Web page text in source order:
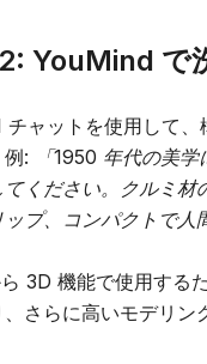
YouMind で
ャットを使用して、
:
「1950 年代の美
ください。クルミ
プ、コンパクトで人
3D 機能で使用する
さらに高いモデリン